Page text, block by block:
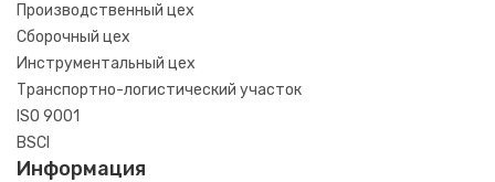
Производственный цех
Сборочный цех
Инструментальный цех
Транспортно-логистический участок
ISO 9001
BSCI
Информация